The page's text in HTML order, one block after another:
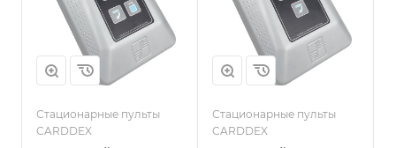
Стационарные пульты
CARDDEX
Стационарные пульты
CARDDEX